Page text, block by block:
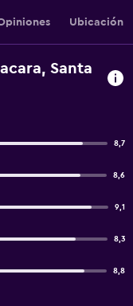
Ubicación
Santa
8,7
8,6
9,1
8,3
8,8